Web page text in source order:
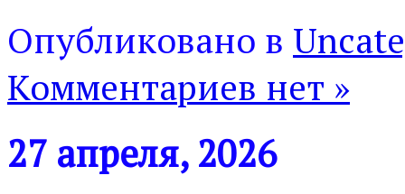
Опубликовано в
Комментариев нет »
27 апреля, 2026